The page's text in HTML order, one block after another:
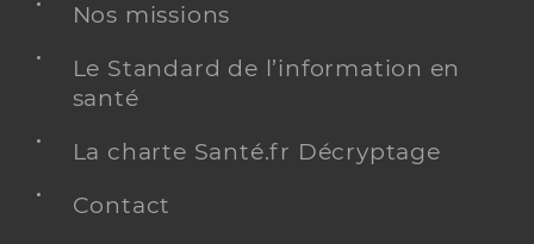
Nos missions
Le Standard de l’information en
santé
La charte Santé.fr Décryptage
Contact